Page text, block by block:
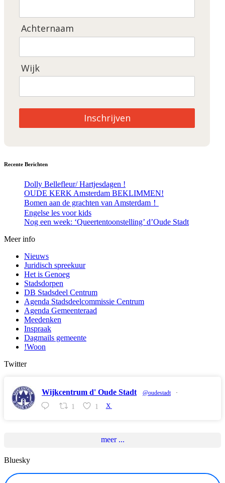
Achternaam
Wijk
Inschrijven
Recente Berichten
Dolly Bellefleur/ Hartjesdagen !
OUDE KERK Amsterdam BEKLIMMEN!
Bomen aan de grachten van Amsterdam！
Engelse les voor kids
Nog een week: ‘Queertentoonstelling’ d’Oude Stadt
Meer info
Nieuws
Juridisch spreekuur
Het is Genoeg
Stadsdorpen
DB Stadsdeel Centrum
Agenda Stadsdeelcommissie Centrum
Agenda Gemeenteraad
Meedenken
Inspraak
Dagmails gemeente
!Woon
Twitter
Wijkcentrum d' Oude Stadt @oudestadt ·
1 1 X
meer ...
Bluesky